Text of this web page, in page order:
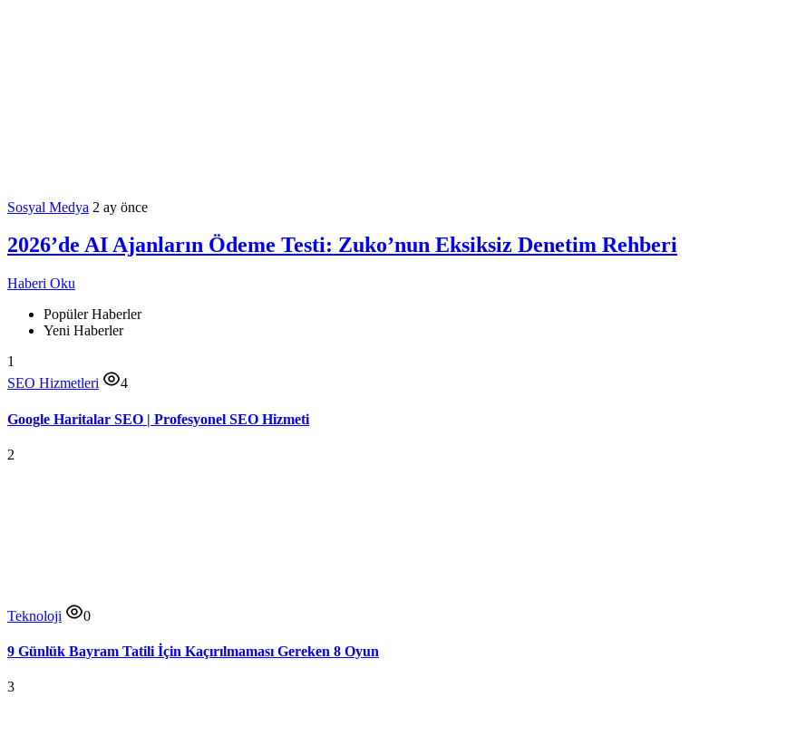
Sosyal Medya 2 ay önce
2026’de AI Ajanların Ödeme Testi: Zuko’nun Eksiksiz Denetim Rehberi
Haberi Oku
Popüler Haberler
Yeni Haberler
1
SEO Hizmetleri
4
Google Haritalar SEO | Profesyonel SEO Hizmeti
2
Teknoloji 0
9 Günlük Bayram Tatili İçin Kaçırılmaması Gereken 8 Oyun
3